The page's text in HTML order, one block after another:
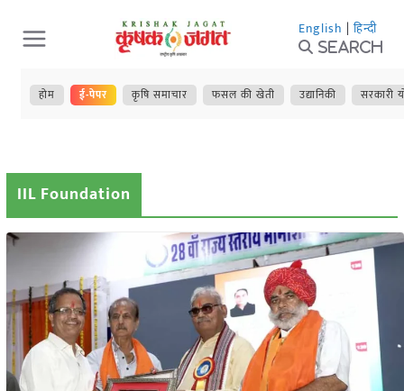
Skip
to
content
English | हिन्दी
Search
होम ई-पेपर कृषि समाचार फसल की खेती उद्यानिकी सरकारी
IIL Foundation